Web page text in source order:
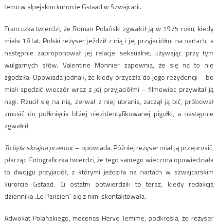
temu w alpejskim kurorcie Gstaad w Szwajcarii.
Francuzka twierdzi, że Roman Polański zgwałcił ją w 1975 roku, kiedy
miała 18 lat. Polski reżyser jeździł z nią i jej przyjaciółmi na nartach, a
następnie zaproponował jej relacje seksualne, używając przy tym
wulgarnych słów. Valentine Monnier zapewnia, że się na to nie
zgodziła. Opowiada jednak, że kiedy przyszła do jego rezydencji – bo
mieli spędzić wieczór wraz z jej przyjaciółmi – filmowiec przywitał ją
nagi. Rzucił się na nią, zerwał z niej ubrania, zaczął ją bić, próbował
zmusić do połknięcia bliżej niezidentyfikowanej pigułki, a następnie
zgwałcił.
To była skrajna przemoc– opowiada. Później reżyser miał ją przeprosić,
płacząc. Fotograficzka twierdzi, że tego samego wieczora opowiedziała
to dwojgu przyjaciół, z którymi jeździła na nartach w szwajcarskim
kurorcie Gstaad. Ci ostatni potwierdzili to teraz, kiedy redakcja
dziennika „Le Parisien” się z nimi skontaktowała.
Adwokat Polańskiego, mecenas Herve Temime, podkreśla, że reżyser